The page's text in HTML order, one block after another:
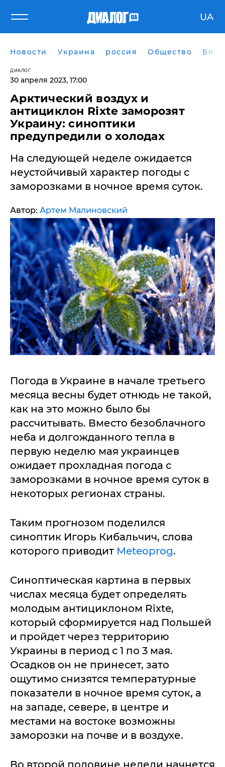
UA
Новости Украина россия Общество
ДИАЛОГ
30 апреля 2023, 17:00
Арктический воздух и
антициклон Rixte заморозят
Украину: синоптики
предупредили о холодах
На следующей неделе ожидается
неустойчивый характер погоды с
заморозками в ночное время суток.
Автор: Артем Малиновский
Погода в Украине в начале третьего
месяца весны будет отнюдь не такой,
как на это можно было бы
рассчитывать. Вместо безоблачного
неба и долгожданного тепла в
первую неделю мая украинцев
ожидает прохладная погода с
заморозками в ночное время суток в
некоторых регионах страны.
Таким прогнозом поделился
синоптик Игорь Кибальчич, слова
которого приводит Meteoprog.
Синоптическая картина в первых
числах месяца будет определять
молодым антициклоном Rixte,
который сформируется над Польшей
и пройдет через территорию
Украины в период с 1 по 3 мая.
Осадков он не принесет, зато
ощутимо снизятся температурные
показатели в ночное время суток, а
на западе, севере, в центре и
местами на востоке возможны
заморозки на почве и в воздухе.
Во второй половине недели начнется